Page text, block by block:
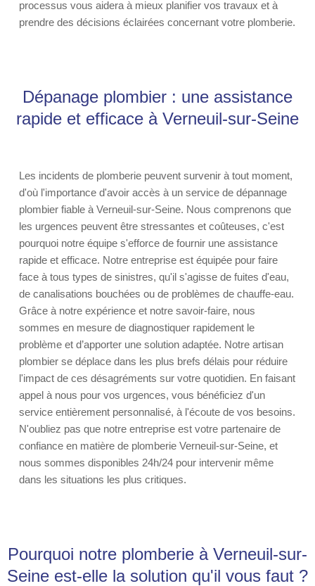
processus vous aidera à mieux planifier vos travaux et à
prendre des décisions éclairées concernant votre plomberie.
Dépanage plombier : une assistance
rapide et efficace à Verneuil-sur-Seine
Les incidents de plomberie peuvent survenir à tout moment,
d'où l'importance d'avoir accès à un service de dépannage
plombier fiable à Verneuil-sur-Seine. Nous comprenons que
les urgences peuvent être stressantes et coûteuses, c'est
pourquoi notre équipe s'efforce de fournir une assistance
rapide et efficace. Notre entreprise est équipée pour faire
face à tous types de sinistres, qu'il s'agisse de fuites d'eau,
de canalisations bouchées ou de problèmes de chauffe-eau.
Grâce à notre expérience et notre savoir-faire, nous
sommes en mesure de diagnostiquer rapidement le
problème et d’apporter une solution adaptée. Notre artisan
plombier se déplace dans les plus brefs délais pour réduire
l'impact de ces désagréments sur votre quotidien. En faisant
appel à nous pour vos urgences, vous bénéficiez d'un
service entièrement personnalisé, à l'écoute de vos besoins.
N'oubliez pas que notre entreprise est votre partenaire de
confiance en matière de plomberie Verneuil-sur-Seine, et
nous sommes disponibles 24h/24 pour intervenir même
dans les situations les plus critiques.
Pourquoi notre plomberie à Verneuil-sur-
Seine est-elle la solution qu'il vous faut ?